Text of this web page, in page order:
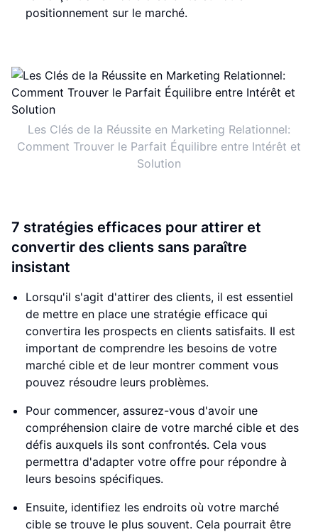
positionnement sur le marché.
Les Clés de la Réussite en Marketing Relationnel:
Comment Trouver le Parfait Équilibre entre Intérêt et
Solution
7 stratégies efficaces pour attirer et
convertir des clients sans paraître
insistant
Lorsqu'il s'agit d'attirer des clients, il est essentiel
de mettre en place une stratégie efficace qui
convertira les prospects en clients satisfaits. Il est
important de comprendre les besoins de votre
marché cible et de leur montrer comment vous
pouvez résoudre leurs problèmes.
Pour commencer, assurez-vous d'avoir une
compréhension claire de votre marché cible et des
défis auxquels ils sont confrontés. Cela vous
permettra d'adapter votre offre pour répondre à
leurs besoins spécifiques.
Ensuite, identifiez les endroits où votre marché
cible se trouve le plus souvent. Cela pourrait être